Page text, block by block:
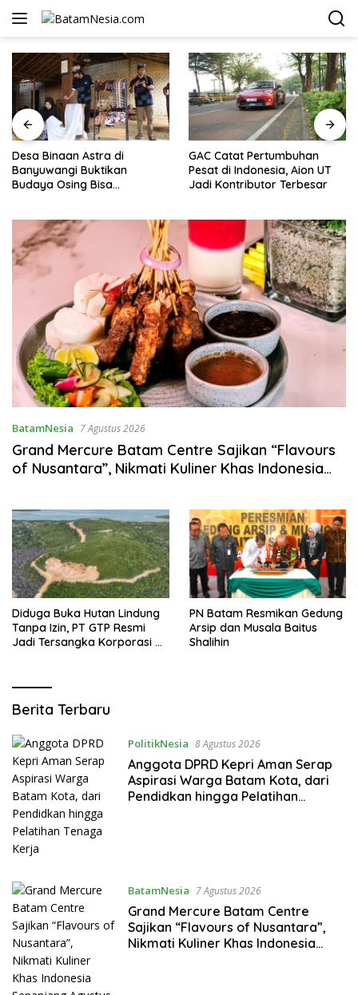
Langsung
Desa Binaan Astra di
Banyuwangi Buktikan
Budaya Osing Bisa
GAC Catat Pertumbuhan
Pesat di Indonesia, Aion UT
Jadi Kontributor Terbesar
BatamNesia 7 Agustus 2026
Grand Mercure Batam Centre Sajikan “Flavours
of Nusantara”, Nikmati Kuliner Khas Indonesia
Diduga Buka Hutan Lindung
Tanpa Izin, PT GTP Resmi
Jadi Tersangka Korporasi di
PN Batam Resmikan Gedung
Arsip dan Musala Baitus
Shalihin
BatamNesia.com
Berita Terbaru
PolitikNesia 8 Agustus 2026
Anggota DPRD Kepri Aman Serap
Aspirasi Warga Batam Kota, dari
Pendidkan hingga Pelatihan
BatamNesia 7 Agustus 2026
Grand Mercure Batam Centre
Sajikan “Flavours of Nusantara”,
Nikmati Kuliner Khas Indonesia